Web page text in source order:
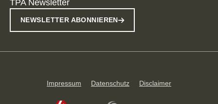
TPA Newsletter
NEWSLETTER ABONNIEREN
Impressum Datenschutz Disclaimer